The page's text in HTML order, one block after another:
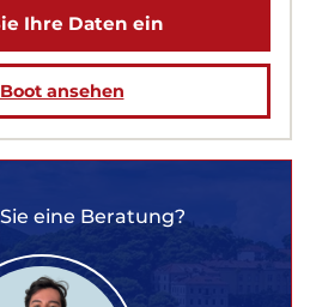
Ihre Daten ein
ansehen
eine Beratung?